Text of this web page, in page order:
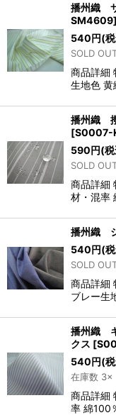
播州織
SM4609]
540円(
SOLD
商品詳細
生地色
播州織
[S0007-
590円(
SOLD
商品詳細
材・混率
播州織
540円(
SOLD
商品詳細
ブレー生
播州織
クス [
540円(
在庫数
商品詳細
率 綿100